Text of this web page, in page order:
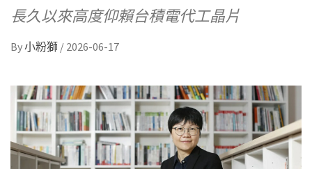
長久以來高度仰賴台積電代工晶片
By小粉獅 / 2026-06-17